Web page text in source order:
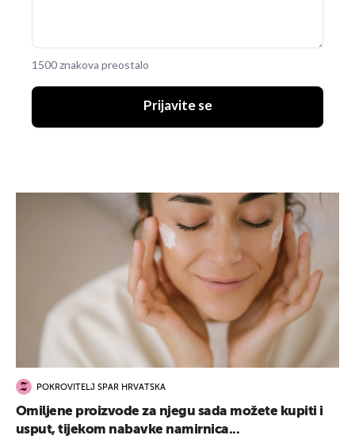
1500 znakova preostalo
Prijavite se
POKROVITELJ SPAR HRVATSKA
Omiljene proizvode za njegu sada možete kupiti i
usput, tijekom nabavke namirnica...